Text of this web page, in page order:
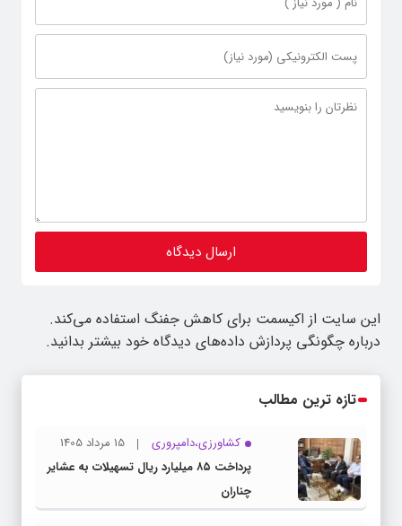
این سایت از اکیسمت برای کاهش جفنگ استفاده می‌کند.
درباره چگونگی پردازش داده‌های دیدگاه خود بیشتر بدانید.
تازه ترین مطالب
کشاورزی،دامپروری
15 مرداد 1405
پرداخت ۸۵ میلیارد ریال تسهیلات به عشایر
چناران